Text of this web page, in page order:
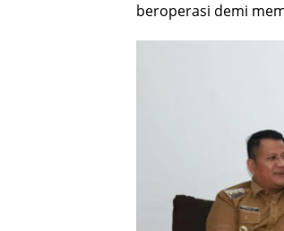
beroperasi demi